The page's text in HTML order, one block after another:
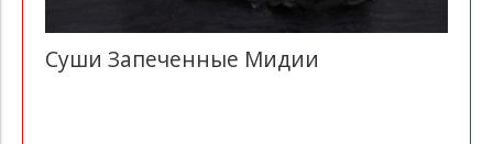
Суши Запеченные Мидии